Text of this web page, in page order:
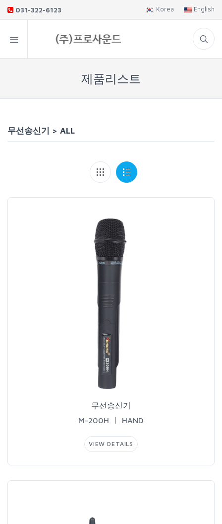
031-322-6123 Korea English
제품리스트
무선송신기>ALL
무선송신기
M-200HㅣHAND
VIEWDETAILS